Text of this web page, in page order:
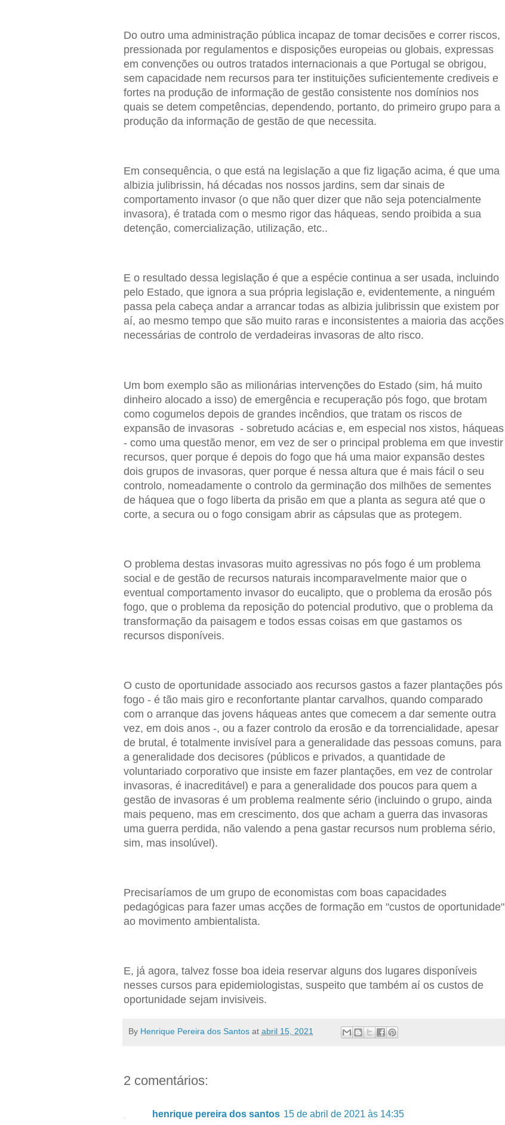
Do outro uma administração pública incapaz de tomar decisões e correr riscos,
pressionada por regulamentos e disposições europeias ou globais, expressas
em convenções ou outros tratados internacionais a que Portugal se obrigou,
sem capacidade nem recursos para ter instituições suficientemente crediveis e
fortes na produção de informação de gestão consistente nos domínios nos
quais se detem competências, dependendo, portanto, do primeiro grupo para a
produção da informação de gestão de que necessita.
Em consequência, o que está na legislação a que fiz ligação acima, é que uma
albizia julibrissin, há décadas nos nossos jardins, sem dar sinais de
comportamento invasor (o que não quer dizer que não seja potencialmente
invasora), é tratada com o mesmo rigor das háqueas, sendo proibida a sua
detenção, comercialização, utilização, etc..
E o resultado dessa legislação é que a espécie continua a ser usada, incluindo
pelo Estado, que ignora a sua própria legislação e, evidentemente, a ninguém
passa pela cabeça andar a arrancar todas as albizia julibrissin que existem por
aí, ao mesmo tempo que são muito raras e inconsistentes a maioria das acções
necessárias de controlo de verdadeiras invasoras de alto risco.
Um bom exemplo são as milionárias intervenções do Estado (sim, há muito
dinheiro alocado a isso) de emergência e recuperação pós fogo, que brotam
como cogumelos depois de grandes incêndios, que tratam os riscos de
expansão de invasoras - sobretudo acácias e, em especial nos xistos, háqueas
- como uma questão menor, em vez de ser o principal problema em que investir
recursos, quer porque é depois do fogo que há uma maior expansão destes
dois grupos de invasoras, quer porque é nessa altura que é mais fácil o seu
controlo, nomeadamente o controlo da germinação dos milhões de sementes
de háquea que o fogo liberta da prisão em que a planta as segura até que o
corte, a secura ou o fogo consigam abrir as cápsulas que as protegem.
O problema destas invasoras muito agressivas no pós fogo é um problema
social e de gestão de recursos naturais incomparavelmente maior que o
eventual comportamento invasor do eucalipto, que o problema da erosão pós
fogo, que o problema da reposição do potencial produtivo, que o problema da
transformação da paisagem e todos essas coisas em que gastamos os
recursos disponíveis.
O custo de oportunidade associado aos recursos gastos a fazer plantações pós
fogo - é tão mais giro e reconfortante plantar carvalhos, quando comparado
com o arranque das jovens háqueas antes que comecem a dar semente outra
vez, em dois anos -, ou a fazer controlo da erosão e da torrencialidade, apesar
de brutal, é totalmente invisível para a generalidade das pessoas comuns, para
a generalidade dos decisores (públicos e privados, a quantidade de
voluntariado corporativo que insiste em fazer plantações, em vez de controlar
invasoras, é inacreditável) e para a generalidade dos poucos para quem a
gestão de invasoras é um problema realmente sério (incluindo o grupo, ainda
mais pequeno, mas em crescimento, dos que acham a guerra das invasoras
uma guerra perdida, não valendo a pena gastar recursos num problema sério,
sim, mas insolúvel).
Precisaríamos de um grupo de economistas com boas capacidades
pedagógicas para fazer umas acções de formação em "custos de oportunidade"
ao movimento ambientalista.
E, já agora, talvez fosse boa ideia reservar alguns dos lugares disponíveis
nesses cursos para epidemiologistas, suspeito que também aí os custos de
oportunidade sejam invisiveis.
By Henrique Pereira dos Santos at abril 15, 2021
2 comentários:
henrique pereira dos santos 15 de abril de 2021 às 14:35